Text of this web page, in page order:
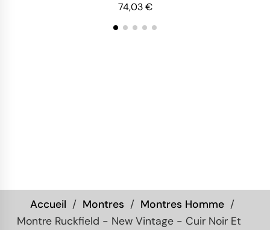
74,03 €
Accueil Montres
Montres Homme
Montre Ruckfield - New Vintage - Cuir Noir Et